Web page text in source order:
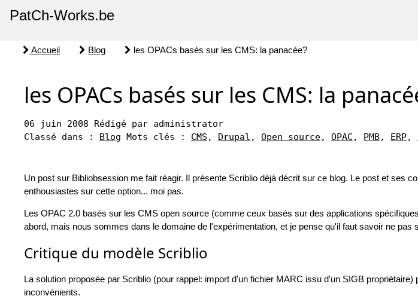
PatCh-Works.be
Accueil Blog les OPACs basés sur les CMS: la panacée?
les OPACs basés sur les CMS: la
06 juin 2008 Rédigé par administrator
Classé dans : Blog Mots clés : CMS , Drupal , Open source, OPAC , PMB, ERP,
Un post sur Bibliobsession me fait réagir. Il présente Scriblio déjà décrit sur ce blog. Le post et ses
enthousiastes sur cette option... moi pas.
Les OPAC 2.0 basés sur les CMS open source (comme ceux basés sur des applications
abord, mais nous sommes dans le domaine de l'expérimentation, et je pense qu'il faut savoir ne pas
Critique du modèle Scriblio
La solution proposée par Scriblio (pour rappel: import d'un fichier MARC issu d'un SIGB
inconvénients.